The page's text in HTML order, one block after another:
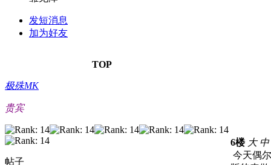
发短消息
加为好友
TOP
极殊MK
贵宾
帖子
6楼 大 中
今天偶